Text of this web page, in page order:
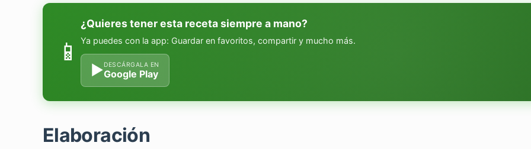
📱
¿Quieres tener esta receta siempre a mano?
Ya puedes con la app: Guardar en favoritos, compartir y mucho más.
▶DESCÁRGALA EN
Google Play
Elaboración